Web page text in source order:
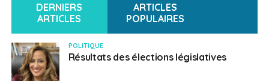
DERNIERS
ARTICLES
ARTICLES
POPULAIRES
POLITIQUE
Résultats des élections législatives